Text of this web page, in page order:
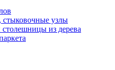
узлы
из дерева